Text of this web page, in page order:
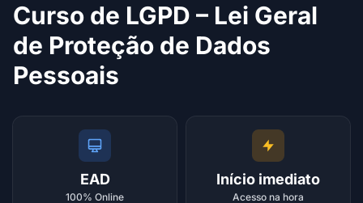
Curso de LGPD – Lei Geral
de Proteção de Dados
Pessoais
EAD
100% Online
Início imediato
Acesso na hora